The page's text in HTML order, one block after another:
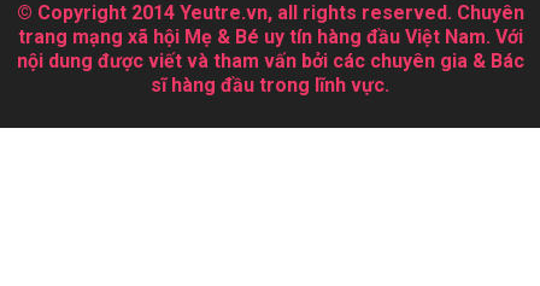
© Copyright 2014 Yeutre.vn, all rights reserved. Chuyên
trang mạng xã hội Mẹ & Bé uy tín hàng đầu Việt Nam. Với
nội dung được viết và tham vấn bởi các chuyên gia & Bác
sĩ hàng đầu trong lĩnh vực.